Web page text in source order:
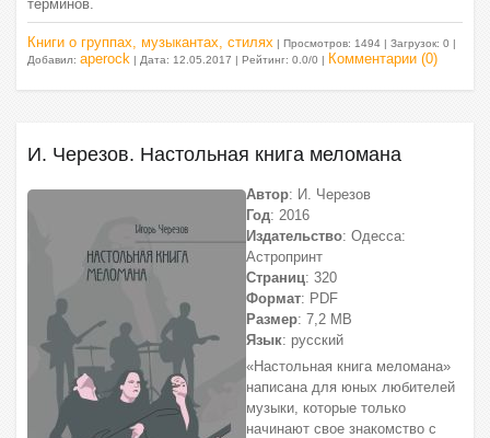
терминов.
Книги о группах, музыкантах, стилях | Просмотров: 1494 | Загрузок: 0 |
Добавил: aperock | Дата: 12.05.2017 | Рейтинг: 0.0/0 | Комментарии (0)
И. Черезов. Настольная книга меломана
Автор: И. Черезов
Год: 2016
Издательство: Одесса:
Астропринт
Страниц: 320
Формат: PDF
Размер: 7,2 МВ
Язык: русский
«Настольная книга меломана»
написана для юных любителей
музыки, которые только
начинают свое знакомство с